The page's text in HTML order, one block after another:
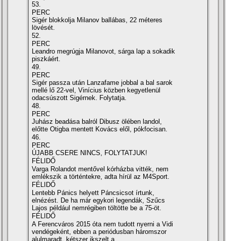
53.
PERC
Sigér blokkolja Milanov ballábas, 22 méteres
lövését.
52.
PERC
Leandro megrúgja Milanovot, sárga lap a sokadik
piszkáért.
49.
PERC
Sigér passza után Lanzafame jobbal a bal sarok
mellé lő 22-vel, Viní­cius közben kegyetlenül
odacsúszott Sigérnek. Folytatja.
48.
PERC
Juhász beadása balról Dibusz ölében landol,
előtte Otigba mentett Kovács elől, pókfocisan.
46.
PERC
ÚJABB CSERE NINCS, FOLYTATJUK!
FÉLIDŐ
Varga Rolandot mentővel kórházba vitték, nem
emlékszik a történtekre, adta hí­rül az M4Sport.
FÉLIDŐ
Lentebb Pánics helyett Páncsicsot í­rtunk,
elnézést. De ha már egykori legendák, Szűcs
Lajos például nemrégiben töltötte be a 75-öt.
FÉLIDŐ
A Ferencváros 2015 óta nem tudott nyerni a Vidi
vendégeként, ebben a periódusban háromszor
alulmaradt, kétszer ikszelt a